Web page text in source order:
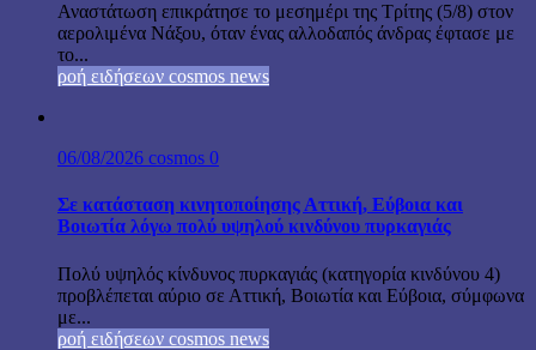
Αναστάτωση επικράτησε το μεσημέρι της Τρίτης (5/8) στον
αερολιμένα Νάξου, όταν ένας αλλοδαπός άνδρας έφτασε με
το...
ροή ειδήσεων cosmos news
06/08/2026 cosmos 0
Σε κατάσταση κινητοποίησης Αττική, Εύβοια και
Βοιωτία λόγω πολύ υψηλού κινδύνου πυρκαγιάς
Πολύ υψηλός κίνδυνος πυρκαγιάς (κατηγορία κινδύνου 4)
προβλέπεται αύριο σε Αττική, Βοιωτία και Εύβοια, σύμφωνα
με...
ροή ειδήσεων cosmos news